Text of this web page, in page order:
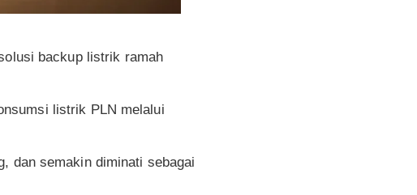
backup listrik ramah
listrik PLN melalui
dan semakin diminati sebagai